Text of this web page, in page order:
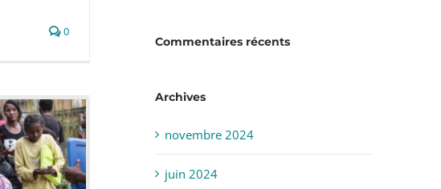
0
Commentaires récents
Archives
novembre 2024
juin 2024